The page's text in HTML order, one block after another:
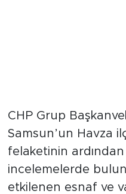
CHP Grup
Samsun’un Havza
felaketinin
incelemelerde
etkilenen esnaf ve